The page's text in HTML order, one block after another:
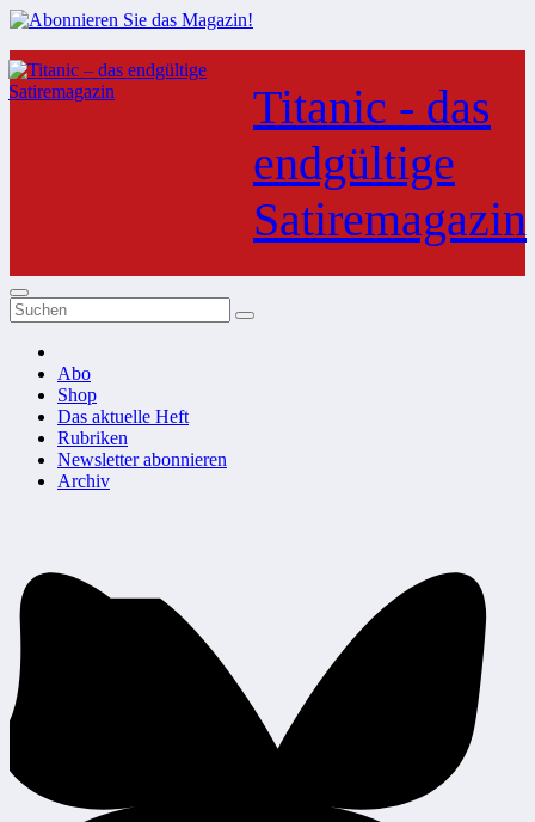
Zum
Inhalt
springen
Titanic - das
endgültige
Satiremagazin
Abo
Shop
Das aktuelle Heft
Rubriken
Newsletter abonnieren
Archiv